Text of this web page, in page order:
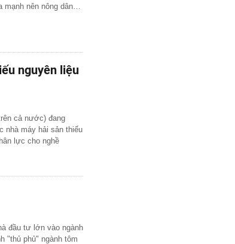
mạnh nên nông dân…
nguyên liệu
cả nước) đang
nhà máy hải sản thiếu
lực cho nghề
đầu tư lớn vào ngành
"thủ phủ" ngành tôm